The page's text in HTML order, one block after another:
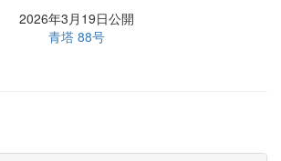
2026年3月19日公開
青塔 88号